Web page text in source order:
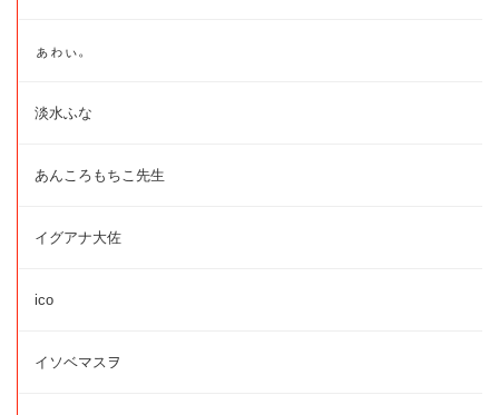
ぁゎぃ。
淡水ふな
あんころもちこ先生
イグアナ大佐
ico
イソベマスヲ